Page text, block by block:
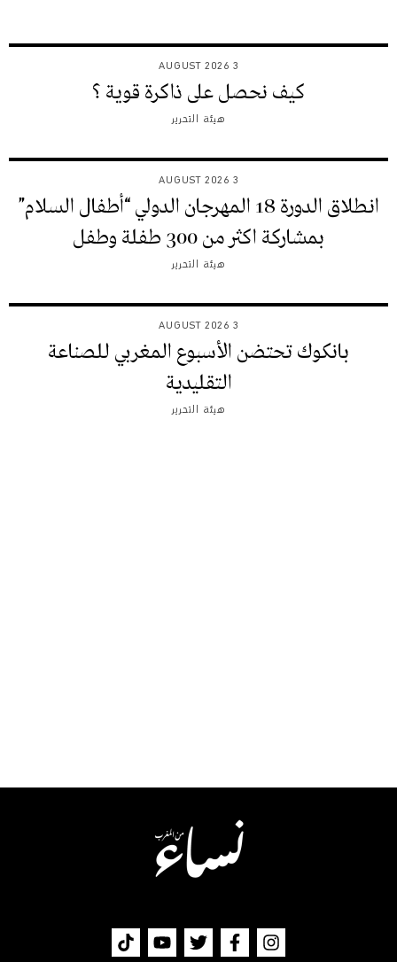
3 AUGUST 2026
كيف نحصل على ذاكرة قوية ؟
هيئة التحرير
3 AUGUST 2026
انطلاق الدورة 18 المهرجان الدولي “أطفال السلام”
بمشاركة اكثر من 300 طفلة وطفل
هيئة التحرير
3 AUGUST 2026
بانكوك تحتضن الأسبوع المغربي للصناعة
التقليدية
هيئة التحرير